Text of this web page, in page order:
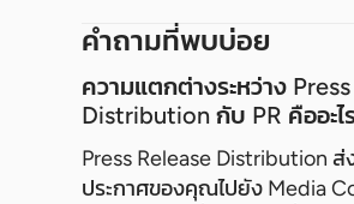
คำถามที่พบบ่อย
ความแตกต่างระหว่าง
Distribution กับ PR คืออะไ
Press Release Distribution ส่
ประกาศของคุณไปยัง Media